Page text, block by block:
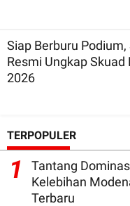
Siap Berburu
Resmi Ungkap Skuad
2026
TERPOPULER
1
Tantang
Kelebihan
Terbaru